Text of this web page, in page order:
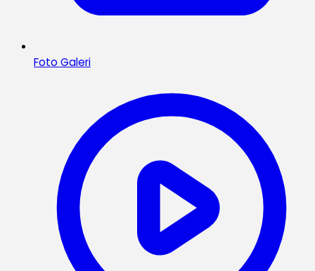
Foto Galeri